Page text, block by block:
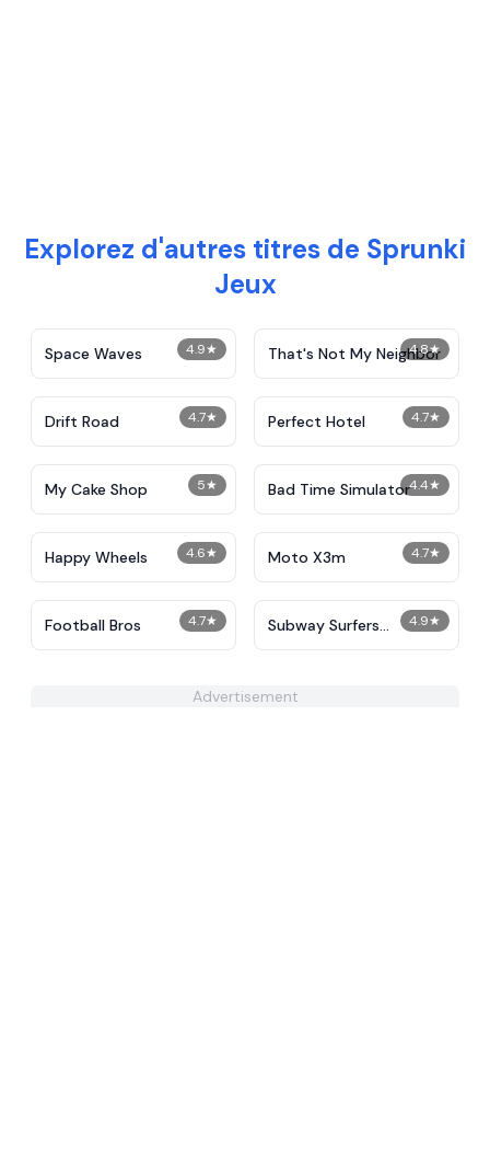
Explorez d'autres titres de Sprunki
Jeux
4.9★
Space Waves 4.8★
That's Not My Neighbor
4.7★
Drift Road 4.7★
Perfect Hotel
5★
My Cake Shop 4.4★
Bad Time Simulator
4.6★
Happy Wheels 4.7★
Moto X3m
4.7★
Football Bros 4.9★
Subway Surfers
Unblocked
Advertisement